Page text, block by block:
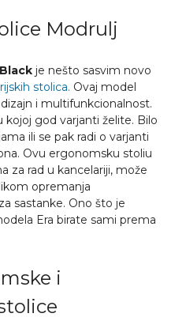
Modrulj
je nešto sasvim novo
stolica. Ovaj model
i multifunkcionalnost.
god varjanti želite. Bilo
ili se pak radi o varjanti
Ovu ergonomsku stoliu
za rad u kancelariji, može
opremanja
sastanke. Ono što je
Era birate sami prema
i